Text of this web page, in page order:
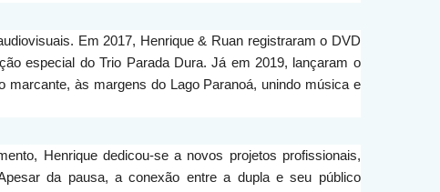
Em 2017, Henrique & Ruan registraram o DVD
especial do Trio Parada Dura. Já em 2019, lançaram o
marcante, às margens do Lago Paranoá, unindo música e
Henrique dedicou-se a novos projetos profissionais,
da pausa, a conexão entre a dupla e seu público